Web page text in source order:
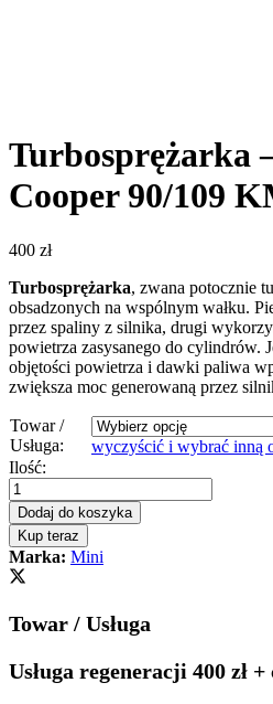
Turbosprężarka
Cooper 90/109
400 zł
Turbosprężarka, zwana potocznie
obsadzonych na wspólnym wałku.
przez spaliny z silnika, drugi
powietrza zasysanego do cylindrów.
objętości powietrza i dawki paliwa
zwiększa moc generowaną przez
Towar /
Usługa:
wyczyścić i wybrać inną
Turbosprężarka
turbina
Mini
Cooper
90/109
KM
quantity
Ilość:
Dodaj do koszyka
Kup teraz
Marka: Mini
Towar / Usługa
Usługa regeneracji 400 zł +